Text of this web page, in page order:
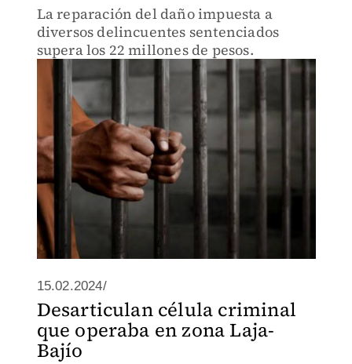
La reparación del daño impuesta a
diversos delincuentes sentenciados
supera los 22 millones de pesos.
15.02.2024/
Desarticulan célula criminal
que operaba en zona Laja-
Bajío